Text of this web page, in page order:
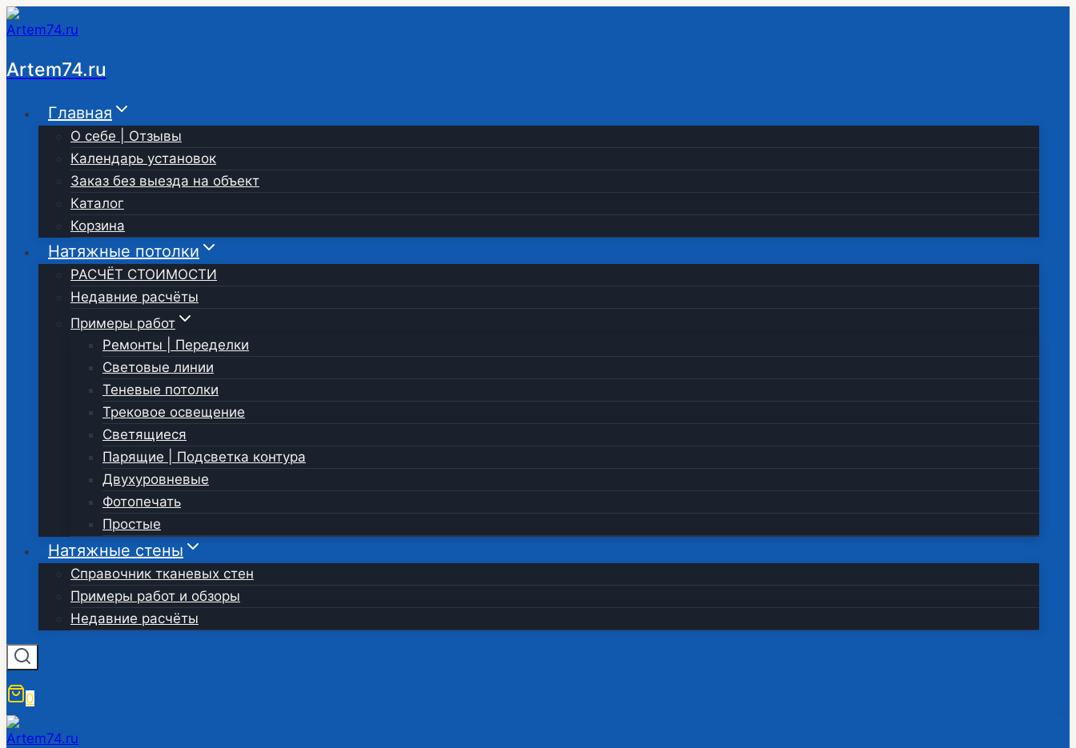
Перейти
к
содержимому
Artem74.ru
Главная
О себе | Отзывы
Календарь установок
Заказ без выезда на объект
Каталог
Корзина
Натяжные потолки
РАСЧЁТ СТОИМОСТИ
Недавние расчёты
Примеры работ
Ремонты | Переделки
Световые линии
Теневые потолки
Трековое освещение
Светящиеся
Парящие | Подсветка контура
Двухуровневые
Фотопечать
Простые
Натяжные стены
Справочник тканевых стен
Примеры работ и обзоры
Недавние расчёты
0